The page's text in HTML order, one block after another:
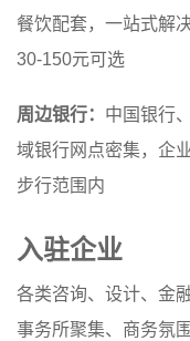
餐饮配套，一站式解
30-150元可选
周边银行： 中国银行
域银行网点密集，企
步行范围内
入驻企业
各类咨询、设计、金
事务所聚集、商务氛